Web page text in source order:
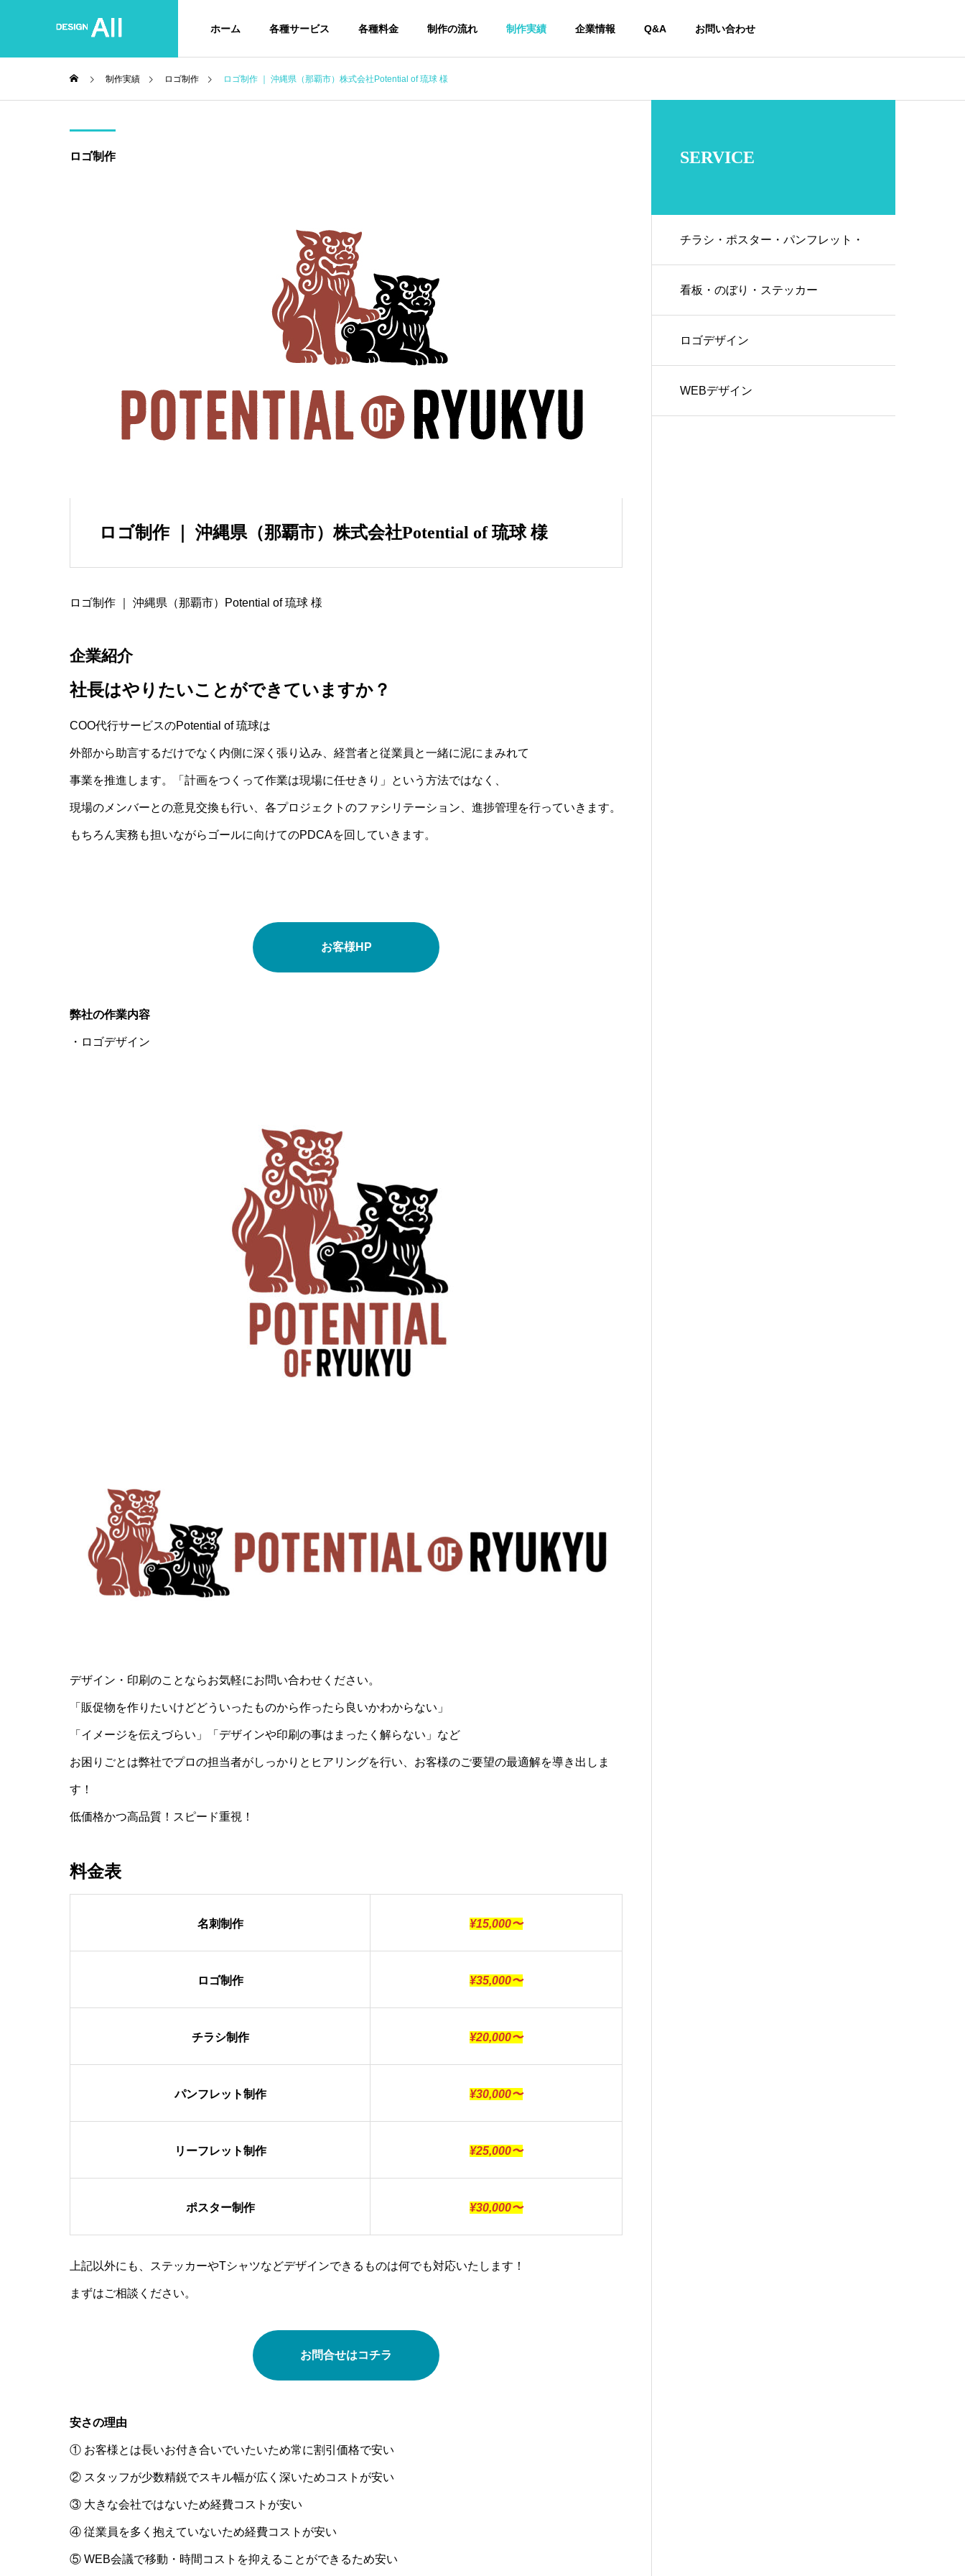
ホーム 各種サービス 各種料金 制作の流れ 制作実績 企業情報 Q&A お問い合わせ
制作実績 ロゴ制作 ロゴ制作 ｜ 沖縄県（那覇市）株式会社Potential of 琉球 様
ロゴ制作
ロゴ制作 ｜ 沖縄県（那覇市）株式会社Potential of 琉球 様
ロゴ制作 ｜ 沖縄県（那覇市）Potential of 琉球 様
企業紹介
社長はやりたいことができていますか？
COO代行サービスのPotential of 琉球は
外部から助言するだけでなく内側に深く張り込み、経営者と従業員と一緒に泥にまみれて
事業を推進します。「計画をつくって作業は現場に任せきり」という方法ではなく、
現場のメンバーとの意見交換も行い、各プロジェクトのファシリテーション、進捗管理を行っていきます。
もちろん実務も担いながらゴールに向けてのPDCAを回していきます。
お客様HP
弊社の作業内容
・ロゴデザイン
デザイン・印刷のことならお気軽にお問い合わせください。
「販促物を作りたいけどどういったものから作ったら良いかわからない」
「イメージを伝えづらい」「デザインや印刷の事はまったく解らない」など
お困りごとは弊社でプロの担当者がしっかりとヒアリングを行い、お客様のご要望の最適解を導き出しま
す！
低価格かつ高品質！スピード重視！
料金表
名刺制作 ¥15,000〜
ロゴ制作 ¥35,000〜
チラシ制作 ¥20,000〜
パンフレット制作 ¥30,000〜
リーフレット制作 ¥25,000〜
ポスター制作 ¥30,000〜
上記以外にも、ステッカーやTシャツなどデザインできるものは何でも対応いたします！
まずはご相談ください。
お問合せはコチラ
安さの理由
① お客様とは長いお付き合いでいたいため常に割引価格で安い
② スタッフが少数精鋭でスキル幅が広く深いためコストが安い
③ 大きな会社ではないため経費コストが安い
④ 従業員を多く抱えていないため経費コストが安い
⑤ WEB会議で移動・時間コストを抑えることができるため安い
SERVICE
チラシ・ポスター・パンフレット・
名刺などの各種紙媒体
看板・のぼり・ステッカー
ロゴデザイン
WEBデザイン